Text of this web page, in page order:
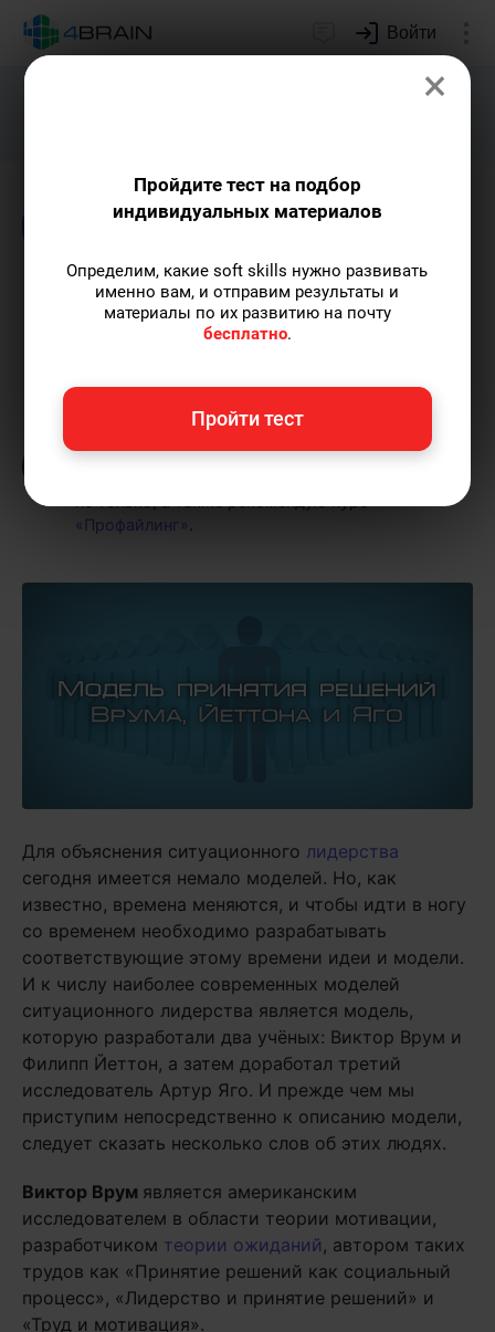
Войти
Подарим индивидуальный план
Лидерство и отношения
Модель принятия решений
Врума, Йеттона и Яго
Кирилл Ногалес
— главред-популяризатор
экспертных знаний с опытом более 12 лет,
главред 4brain, путешественник.Пишу
«Профайлинг»
Для объяснения ситуационного лидерства
сегодня имеется немало моделей. Но, как
известно, времена меняются, и чтобы идти в ногу
со временем необходимо разрабатывать
соответствующие этому времени идеи и модели.
И к числу наиболее современных моделей
ситуационного лидерства является модель,
которую разработали два учёных: Виктор Врум и
Филипп Йеттон, а затем доработал третий
исследователь Артур Яго. И прежде чем мы
приступим непосредственно к описанию модели,
следует сказать несколько слов об этих людях.
Виктор Врум является американским
исследователем в области теории мотивации,
разработчиком теории ожиданий , автором таких
трудов как «Принятие решений как социальный
процесс», «Лидерство и принятие решений» и
«Труд и мотивация».
×
Пройдите тест на подбор
индивидуальных материалов
Определим, какие soft skills нужно развивать
именно вам, и отправим результаты и
материалы по их развитию на почту
бесплатно.
Пройти тест